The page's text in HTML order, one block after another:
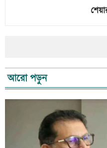
আরো পড়ুন